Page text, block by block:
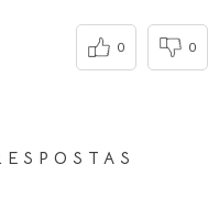
0 0